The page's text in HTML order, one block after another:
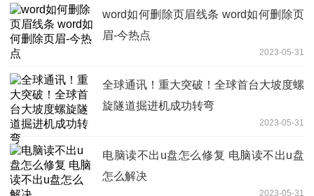
word如何删除页眉线条 word如何删除页
眉-今热点
2023-05-31
全球通讯！重大突破！全球首台大坡度螺
旋隧道掘进机成功转弯
2023-05-31
电脑读不出u盘怎么修复 电脑读不出u盘
怎么解决
2023-05-31